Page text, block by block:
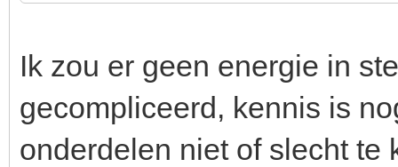
Ik zou er geen energie in
gecompliceerd, kennis is
onderdelen niet of slecht te